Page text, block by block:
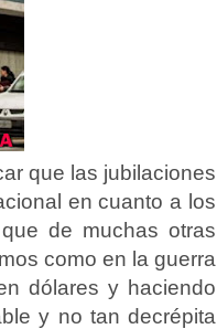
que las jubilaciones
en cuanto a los
de muchas otras
como en la guerra
dólares y haciendo
y no tan decrépita